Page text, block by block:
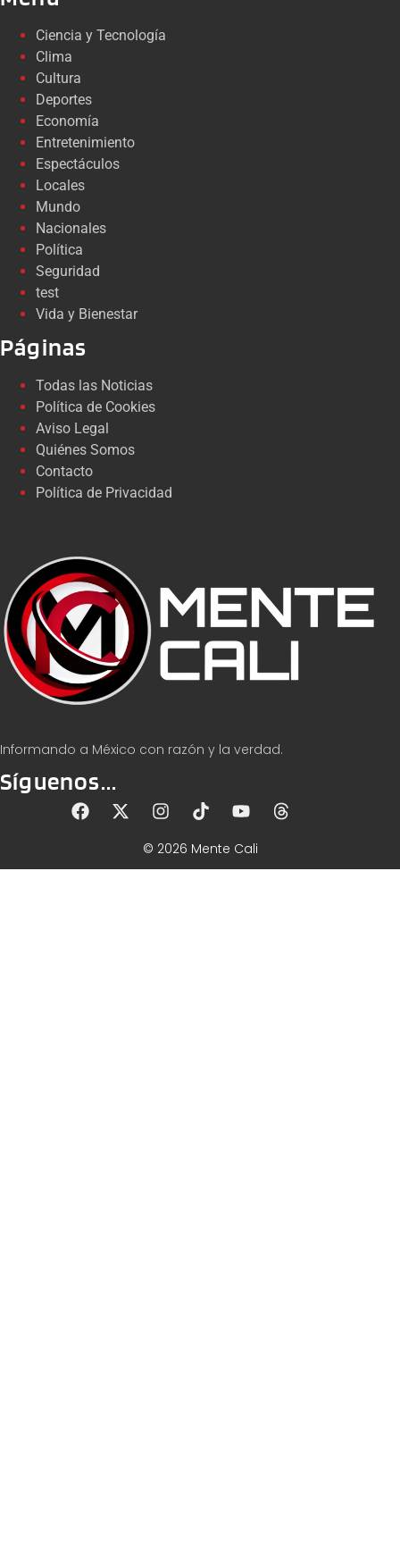
Informando a México con razón y la verdad.
Síguenos...
Ciencia y Tecnología
Clima
Cultura
Deportes
Economía
Entretenimiento
Espectáculos
Locales
Mundo
Nacionales
Política
Seguridad
test
Vida y Bienestar
Páginas
Todas las Noticias
Política de Cookies
Aviso Legal
Quiénes Somos
Contacto
Política de Privacidad
© 2026 Mente Cali